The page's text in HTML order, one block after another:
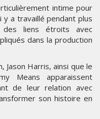
intime pour
y a travaillé pendant plus
des liens étroits avec
dans la production
Jason Harris, ainsi que le
Means apparaissent
de leur relation avec
son histoire en